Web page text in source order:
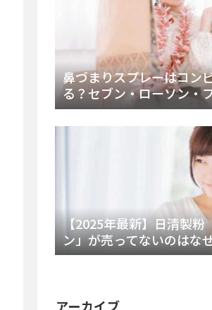
鼻づまりスプレーはコン
る？セブン・ローソン・
販売時間と主要製品を徹
【2025年最新】日清製粉
ン」が売ってないのはな
真相とレアチーズケーキ
アーカイブ